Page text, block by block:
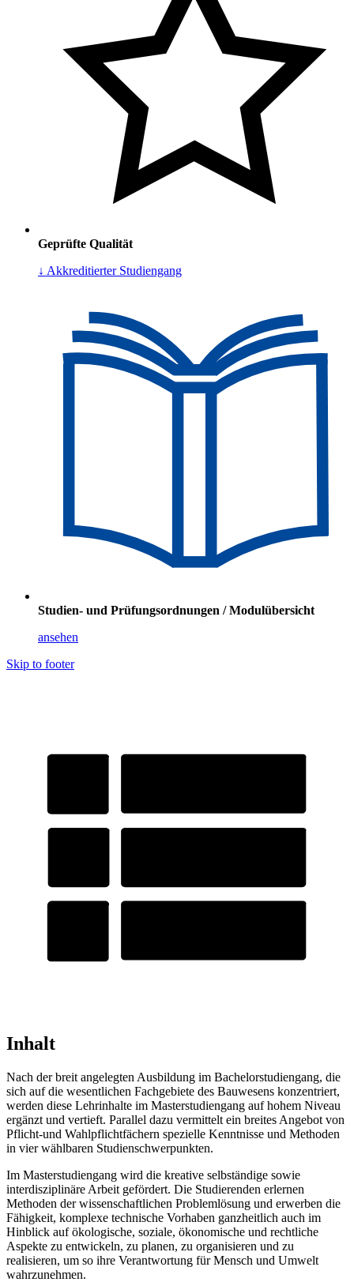
Geprüfte Qualität
↓ Akkreditierter Studiengang
Studien- und Prüfungsordnungen / Modulübersicht
ansehen
Skip to footer
Inhalt
Nach der breit angelegten Ausbildung im Bachelorstudiengang, die
sich auf die wesentlichen Fachgebiete des Bauwesens konzentriert,
werden diese Lehrinhalte im Masterstudiengang auf hohem Niveau
ergänzt und vertieft. Parallel dazu vermittelt ein breites Angebot von
Pflicht-und Wahlpflichtfächern spezielle Kenntnisse und Methoden
in vier wählbaren Studienschwerpunkten.
Im Masterstudiengang wird die kreative selbständige sowie
interdisziplinäre Arbeit gefördert. Die Studierenden erlernen
Methoden der wissenschaftlichen Problemlösung und erwerben die
Fähigkeit, komplexe technische Vorhaben ganzheitlich auch im
Hinblick auf ökologische, soziale, ökonomische und rechtliche
Aspekte zu entwickeln, zu planen, zu organisieren und zu
realisieren, um so ihre Verantwortung für Mensch und Umwelt
wahrzunehmen.